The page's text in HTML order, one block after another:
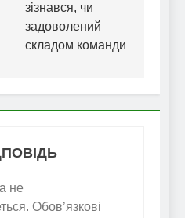
зізнався, чи
задоволений
складом команди
не
Обов’язкові